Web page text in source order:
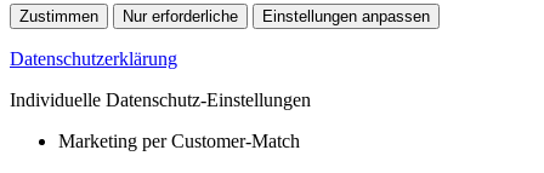
Zustimmen Nur erforderliche Einstellungen anpassen
Datenschutzerklärung
Individuelle Datenschutz-Einstellungen
Marketing per Customer-Match